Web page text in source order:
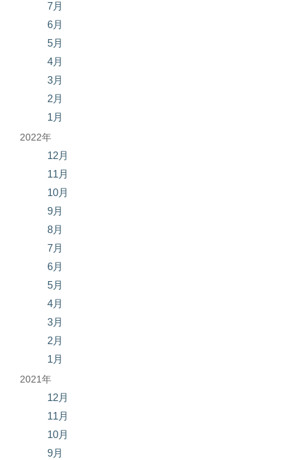
7月
6月
5月
4月
3月
2月
1月
2022年
12月
11月
10月
9月
8月
7月
6月
5月
4月
3月
2月
1月
2021年
12月
11月
10月
9月